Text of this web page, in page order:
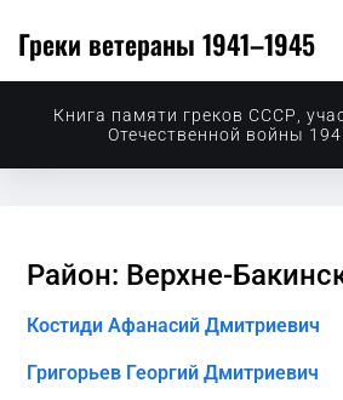
Греки ветераны 1941–1945
Книга памяти греков СССР,
Отечественной войны
Район: Верхне-
Костиди Афанасий Дмитриевич
Григорьев Георгий Дмитриевич